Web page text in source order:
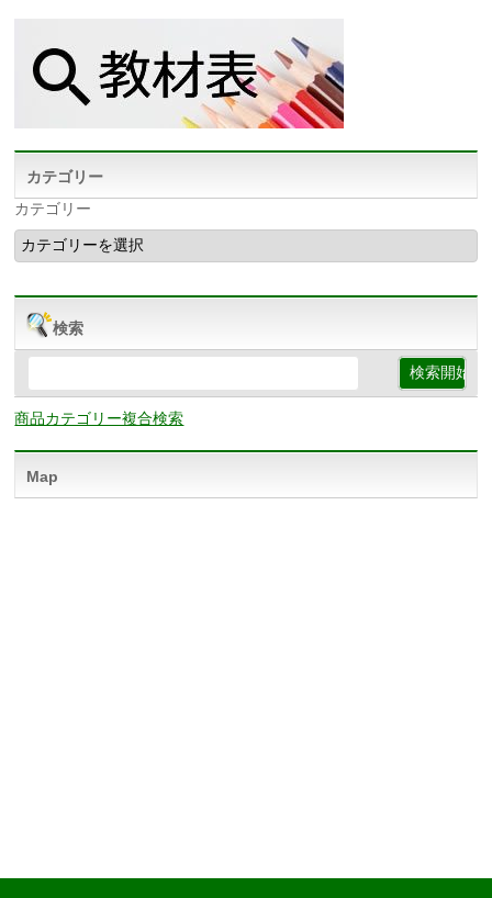
カテゴリー
カテゴリー
検索
商品カテゴリー複合検索
Map